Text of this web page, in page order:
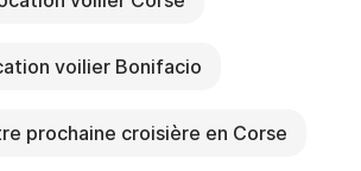
voilier Bonifacio
prochaine croisière en Corse